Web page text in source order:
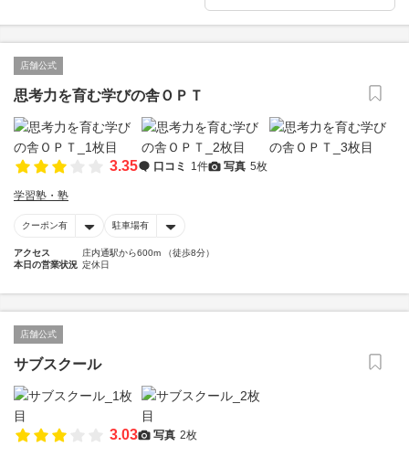
店舗公式
思考力を育む学びの舎ＯＰＴ
3.35 口コミ 1件 写真 5枚
学習塾・塾
クーポン有 駐車場有
アクセス
庄内通駅から600m （徒歩8分）
本日の営業状況 定休日
店舗公式
サブスクール
3.03 写真 2枚